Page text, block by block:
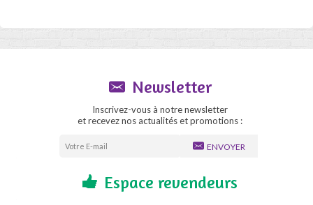
Newsletter
Inscrivez-vous à notre newsletter
et recevez nos actualités et promotions :
ENVOYER
Espace revendeurs